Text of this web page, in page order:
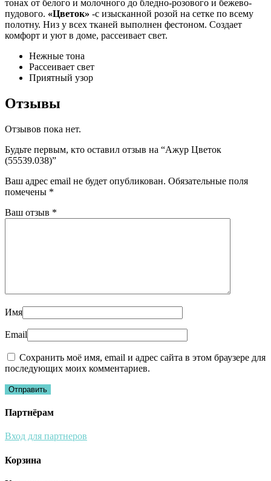
тонах от белого и молочного до бледно-розового и бежево-
пудового. «Цветок» -с изысканной розой на сетке по всему
полотну. Низ у всех тканей выполнен фестоном. Создает
комфорт и уют в доме, рассеивает свет.
Нежные тона
Рассеивает свет
Приятный узор
Отзывы
Отзывов пока нет.
Будьте первым, кто оставил отзыв на “Ажур Цветок
(55539.038)”
Ваш адрес email не будет опубликован. Обязательные поля
помечены *
Ваш отзыв *
Имя
Email
Сохранить моё имя, email и адрес сайта в этом браузере для
последующих моих комментариев.
Партнёрам
Вход для партнеров
Корзина